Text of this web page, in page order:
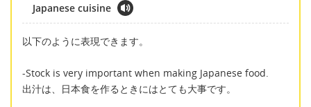
Japanese cuisine
以下のように表現できます。
-Stock is very important when making Japanese food.
出汁は、日本食を作るときにはとても大事です。